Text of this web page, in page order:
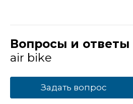
Вопросы и ответы
air bike
Задать вопрос